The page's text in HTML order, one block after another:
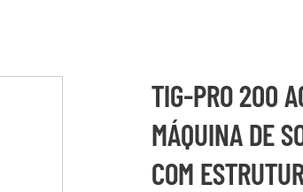
TIG-PRO 200
MÁQUINA DE
COM